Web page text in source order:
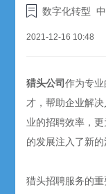
数字化转型
2021-12-16 10:48
猎头公司作为专
才，帮助企业解
业的招聘效率，
的发展注入了新的
猎头招聘服务的